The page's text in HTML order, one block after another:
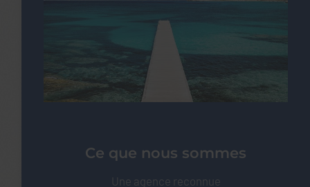
Ce que nous sommes
Une agence reconnue